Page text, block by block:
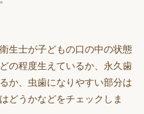
生士が子どもの口の中の状態
の程度生えているか、永久歯
か、虫歯になりやすい部分は
どうかなどをチェックしま